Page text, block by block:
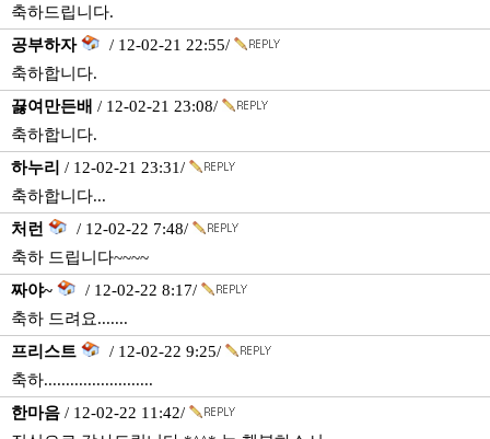
축하드립니다.
공부하자
/ 12-02-21 22:55/
축하합니다.
끓여만든배 / 12-02-21 23:08/
축하합니다.
하누리 / 12-02-21 23:31/
축하합니다...
처런
/ 12-02-22 7:48/
축하 드립니다~~~~
짜야~
/ 12-02-22 8:17/
축하 드려요.......
프리스트
/ 12-02-22 9:25/
축하.........................
한마음 / 12-02-22 11:42/